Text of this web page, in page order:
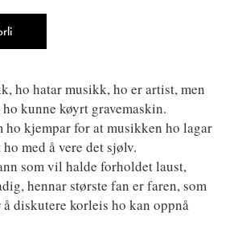
ho hatar musikk, ho er artist, men
kunne køyrt gravemaskin.
ho kjempar for at musikken ho lagar
med å vere det sjølv.
som vil halde forholdet laust,
hennar største fan er faren, som
diskutere korleis ho kan oppnå